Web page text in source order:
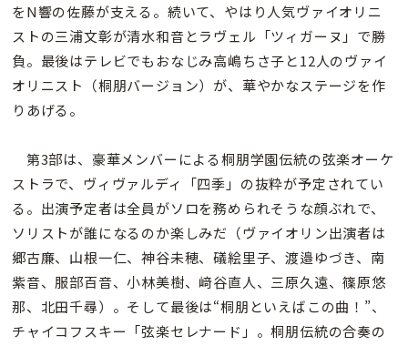
をN響の佐藤が支える。続いて、やはり人気ヴァイオリニ
ストの三浦文彰が清水和音とラヴェル「ツィガーヌ」で勝
負。最後はテレビでもおなじみ高嶋ちさ子と12人のヴァイ
オリニスト（桐朋バージョン）が、華やかなステージを作
りあげる。
第3部は、豪華メンバーによる桐朋学園伝統の弦楽オーケ
ストラで、ヴィヴァルディ「四季」の抜粋が予定されてい
る。出演予定者は全員がソロを務められそうな顔ぶれで、
ソリストが誰になるのか楽しみだ（ヴァイオリン出演者は
郷古廉、山根一仁、神谷未穂、礒絵里子、渡邉ゆづき、南
紫音、服部百音、小林美樹、﨑谷直人、三原久遠、篠原悠
那、北田千尋）。そして最後は“桐朋といえばこの曲！”、
チャイコフスキー「弦楽セレナード」。桐朋伝統の合奏の